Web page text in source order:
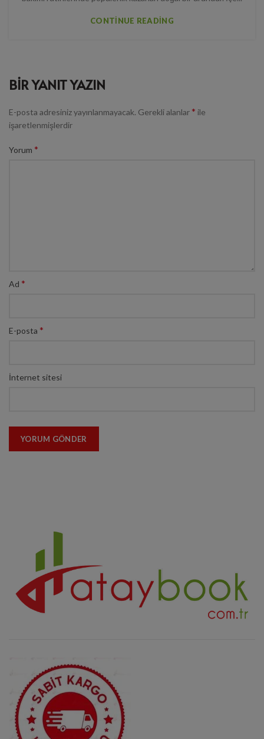
CONTINUE READING
BIR YANIT YAZIN
E-posta adresiniz yayınlanmayacak. Gerekli alanlar * ile
işaretlenmişlerdir
Yorum *
Ad *
E-posta *
İnternet sitesi